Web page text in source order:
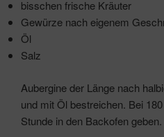
bisschen frische Kräuter
Gewürze nach eigenem
Öl
Salz
Aubergine der Länge nach
und mit Öl bestreichen. Bei
Stunde in den Backofen geben.